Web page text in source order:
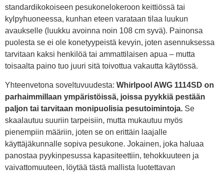
standardikokoiseen pesukonelokeroon keittiössä tai
kylpyhuoneessa, kunhan eteen varataan tilaa luukun
avaukselle (luukku avoinna noin 108 cm syvä). Painonsa
puolesta se ei ole konetyypeistä kevyin, joten asennuksessa
tarvitaan kaksi henkilöä tai ammattilaisen apua – mutta
toisaalta paino tuo juuri sitä toivottua vakautta käytössä.
Yhteenvetona soveltuvuudesta: Whirlpool AWG 1114SD on
parhaimmillaan ympäristöissä, joissa pyykkiä pestään
paljon tai tarvitaan monipuolisia pesutoimintoja. Se
skaalautuu suuriin tarpeisiin, mutta mukautuu myös
pienempiin määriin, joten se on erittäin laajalle
käyttäjäkunnalle sopiva pesukone. Jokainen, joka haluaa
panostaa pyykinpesussa kapasiteettiin, tehokkuuteen ja
vaivattomuuteen, löytää tästä mallista luotettavan